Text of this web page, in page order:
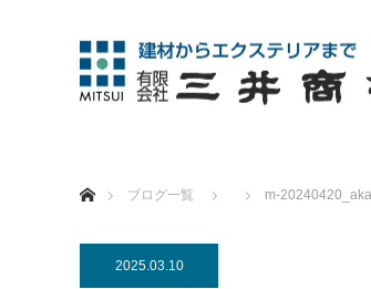
ブログ一覧
m-
2025.03.10